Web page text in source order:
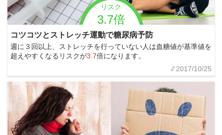
リスク
3.7倍
コツコツとストレッチ運動で糖尿病予防
週に３回以上、ストレッチを行っていない人は血糖値が基準値を
超えやすくなるリスクが3.7倍になります。
2017/10/25